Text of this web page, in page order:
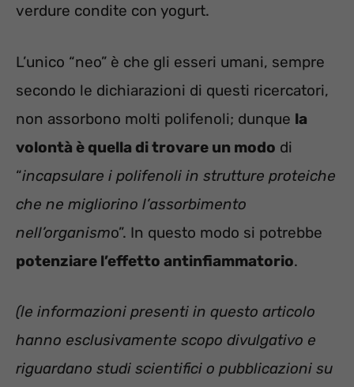
verdure condite con yogurt.
L’unico “neo” è che gli esseri umani, sempre
secondo le dichiarazioni di questi ricercatori,
non assorbono molti polifenoli; dunque la
volontà è quella di trovare un modo di
“incapsulare i polifenoli in strutture proteiche
che ne migliorino l’assorbimento
nell’organismo”. In questo modo si potrebbe
potenziare l’effetto antinfiammatorio.
(le informazioni presenti in questo articolo
hanno esclusivamente scopo divulgativo e
riguardano studi scientifici o pubblicazioni su